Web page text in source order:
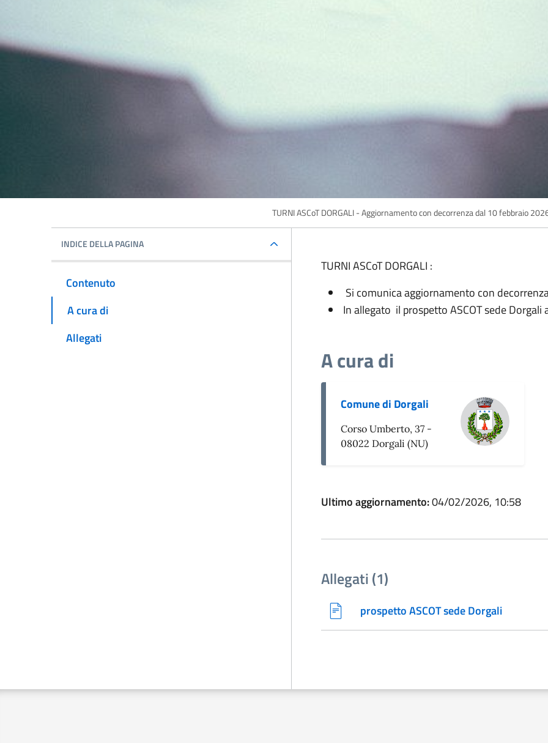
TURNI ASCoT DORGALI - Aggiornamento con decorrenza dal 10 febbraio
INDICE DELLA PAGINA
Contenuto
A cura di
Allegati
TURNI ASCoT DORGALI :
Si comunica aggiornamento con
In allegato il prospetto ASCOT sede Dorgali
A cura di
Comune di Dorgali
Corso Umberto, 37 -
08022 Dorgali (NU)
Ultimo aggiornamento:04/02/2026, 10:58
Allegati (1)
prospetto ASCOT sede Dorgali